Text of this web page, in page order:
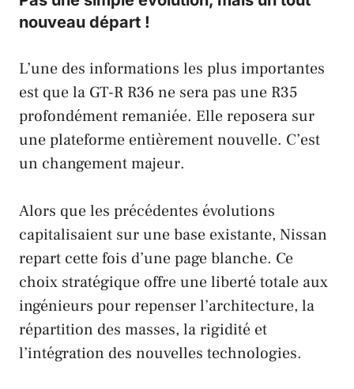
nouveau départ !
L’une des informations les plus importantes
est que la GT-R R36 ne sera pas une R35
profondément remaniée. Elle reposera sur
uneplateforme entièrement nouvelle. C’est
un changement majeur.
Alors que les précédentes évolutions
capitalisaient sur unebase existante, Nissan
repart cette fois d’une page blanche. Ce
choix stratégique offre uneliberté totale aux
ingénieurs pourrepenser l’architecture, la
répartition des masses, larigidité et
l’intégration des nouvelles technologies.